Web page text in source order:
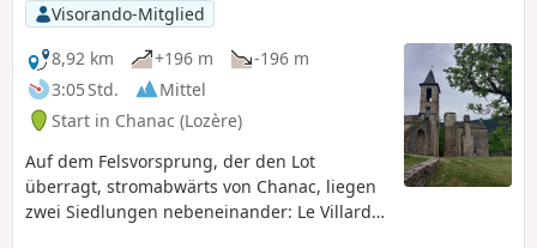
Visorando-Mitglied
8,92 km
+196 m
-196 m
3:05 Std.
Mittel
Start in Chanac (Lozère)
Auf dem Felsvorsprung, der den Lot
überragt, stromabwärts von Chanac, liegen
zwei Siedlungen nebeneinander: Le Villard